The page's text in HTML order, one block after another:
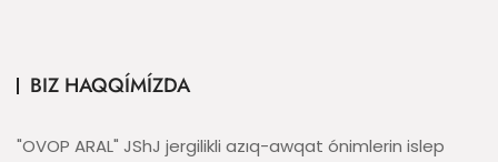
BIZ HAQQÍMÍZDA
"OVOP ARAL" JShJ jergilikli azıq-awqat ónimlerin islep